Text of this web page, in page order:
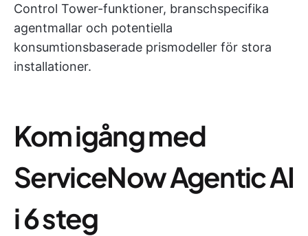
Control Tower-funktioner, branschspecifika
agentmallar och potentiella
konsumtionsbaserade prismodeller för stora
installationer.
Kom igång med
ServiceNow Agentic AI
i 6 steg